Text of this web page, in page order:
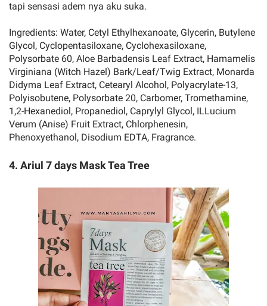
tapi sensasi adem nya aku suka.
Ingredients: Water, Cetyl Ethylhexanoate, Glycerin, Butylene
Glycol, Cyclopentasiloxane, Cyclohexasiloxane,
Polysorbate 60, Aloe Barbadensis Leaf Extract, Hamamelis
Virginiana (Witch Hazel) Bark/Leaf/Twig Extract, Monarda
Didyma Leaf Extract, Cetearyl Alcohol, Polyacrylate-13,
Polyisobutene, Polysorbate 20, Carbomer, Tromethamine,
1,2-Hexanediol, Propanediol, Caprylyl Glycol, ILLucium
Verum (Anise) Fruit Extract, Chlorphenesin,
Phenoxyethanol, Disodium EDTA, Fragrance.
4. Ariul 7 days Mask Tea Tree